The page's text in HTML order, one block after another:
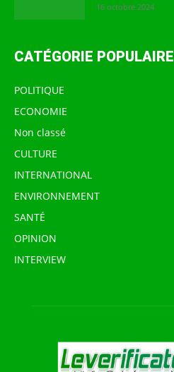
16 octobre 2024
CATÉGORIE POPULAIRE
POLITIQUE
ECONOMIE
Non classé
CULTURE
INTERNATIONAL
ENVIRONNEMENT
SANTÉ
OPINION
INTERVIEW